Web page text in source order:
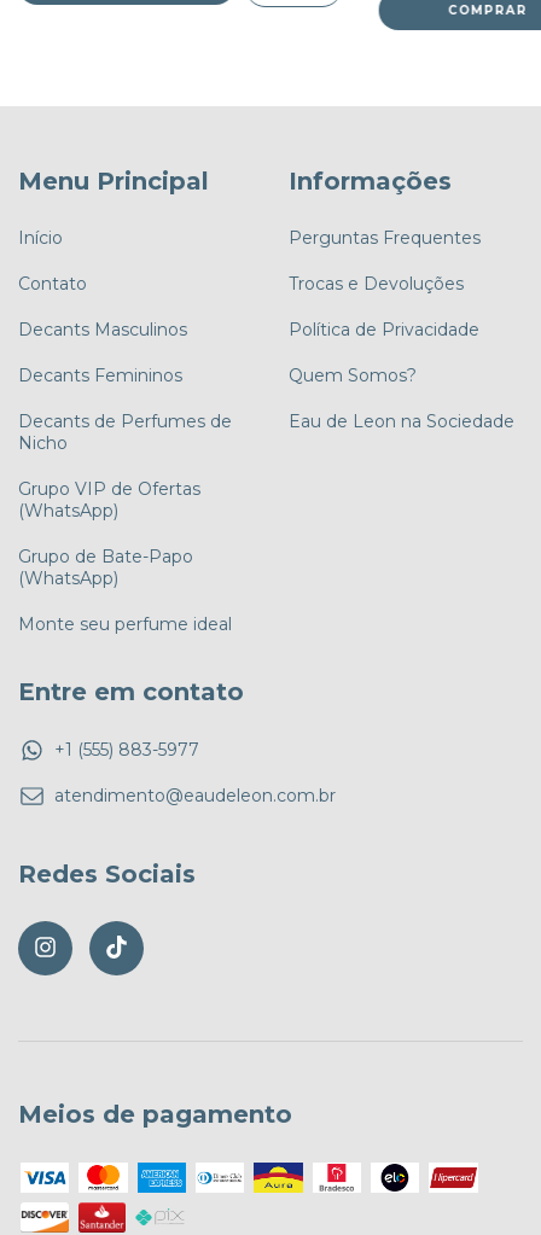
COMPRAR
Menu Principal
Início
Contato
Decants Masculinos
Decants Femininos
Decants de Perfumes de
Nicho
Grupo VIP de Ofertas
(WhatsApp)
Grupo de Bate-Papo
(WhatsApp)
Monte seu perfume ideal
Informações
Perguntas Frequentes
Trocas e Devoluções
Política de Privacidade
Quem Somos?
Eau de Leon na Sociedade
Entre em contato
+1 (555) 883-5977
atendimento@eaudeleon.com.br
Redes Sociais
Meios de pagamento